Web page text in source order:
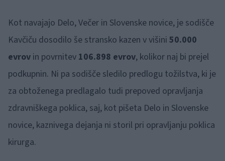
Kot navajajo Delo, Večer in Slovenske novice, je sodišče
Kavčiču dosodilo še stransko kazen v višini 50.000
evrov in povrnitev 106.898 evrov, kolikor naj bi prejel
podkupnin. Ni pa sodišče sledilo predlogu tožilstva, ki je
za obtoženega predlagalo tudi prepoved opravljanja
zdravniškega poklica, saj, kot pišeta Delo in Slovenske
novice, kaznivega dejanja ni storil pri opravljanju poklica
kirurga.